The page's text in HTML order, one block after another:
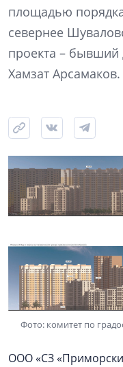
площадью
севернее
проекта – бывший
Хамзат Арсамаков.
Фото: комитет по
ООО «СЗ